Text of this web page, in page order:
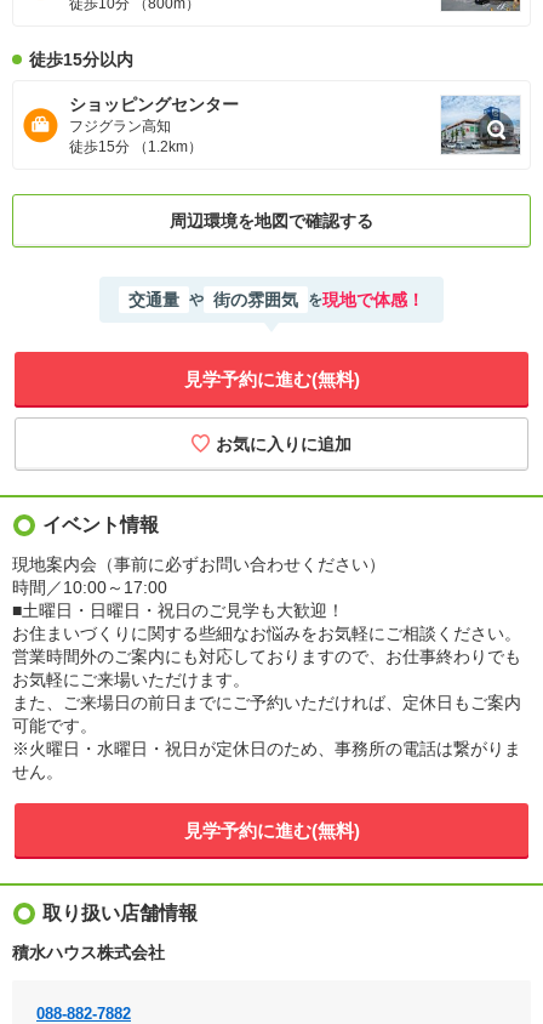
徒歩10分 （800m）
徒歩15分以内
ショッピングセンター
フジグラン高知
徒歩15分 （1.2km）
周辺環境を地図で確認する
交通量 や 街の雰囲気 を現地で体感！
見学予約に進む(無料)
イベント情報
現地案内会（事前に必ずお問い合わせください）
時間／10:00～17:00
■土曜日・日曜日・祝日のご見学も大歓迎！
お住まいづくりに関する些細なお悩みをお気軽にご相談ください。
営業時間外のご案内にも対応しておりますので、お仕事終わりでも
お気軽にご来場いただけます。
また、ご来場日の前日までにご予約いただければ、定休日もご案内
可能です。
※火曜日・水曜日・祝日が定休日のため、事務所の電話は繋がりま
せん。
見学予約に進む(無料)
取り扱い店舗情報
積水ハウス株式会社
088-882-7882